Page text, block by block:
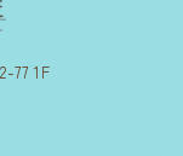
77 1F